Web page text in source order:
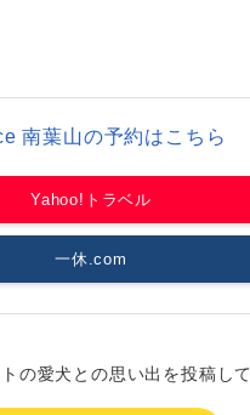
南葉山の予約はこちら
Yahoo!トラベル
一休.com
の愛犬との思い出を投稿し